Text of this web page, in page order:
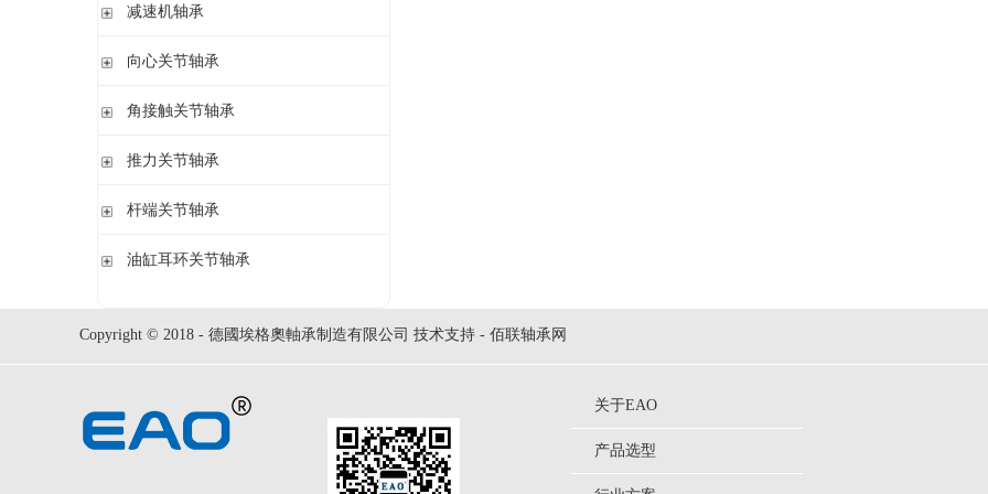
立式轴承座LOE,剖分用于圆柱孔调心滚子轴承
立式轴承座LOE,剖分适用于带紧定套的圆锥孔调心滚子轴承
立式轴承座BND,非剖分适用于调心滚子轴承
带法兰的轴承座F5,非剖分用于带紧定套的圆锥孔轴承
锁紧螺母
止动垫圈
止动卡板
减速机轴承
无外圈满装圆柱滚子轴承 RSL系列
外球面满滚子轴承 SL05,SL06 系列
双列满装圆柱滚子轴承 SL1849系列
单列满装圆柱滚子轴承 SL1830 系列
向心关节轴承
向心关节轴承
角接触关节轴承
角接触关节轴承
推力关节轴承
推力关节轴承
杆端关节轴承
杆端关节轴承
油缸耳环关节轴承
Copyright © 2018 - 德國埃格奧軸承制造有限公司 技术支持 - 佰联轴承网
关于EAO
产品选型